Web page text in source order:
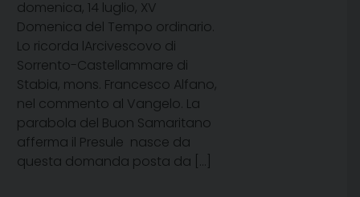
domenica, 14 luglio, XV
Domenica del Tempo ordinario.
Lo ricorda lArcivescovo di
Sorrento-Castellammare di
Stabia, mons. Francesco Alfano,
nel commento al Vangelo. La
parabola del Buon Samaritano 
afferma il Presule  nasce da
questa domanda posta da […]